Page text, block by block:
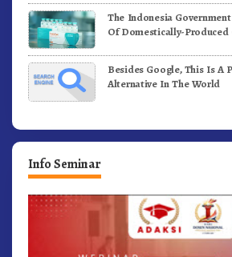
The Indonesia
Of Domestically-Produced
Besides Google, This Is A
Alternative In The World
Info Seminar